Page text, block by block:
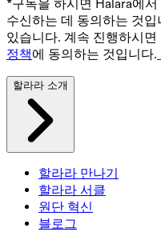
*구독을 하시면 Halara에
수신하는 데 동의하는 것
있습니다. 계속 진행하시면
정책에 동의하는 것입니다.
할라라 소개
할라라 만나기
할라라 서클
원단 혁신
블로그